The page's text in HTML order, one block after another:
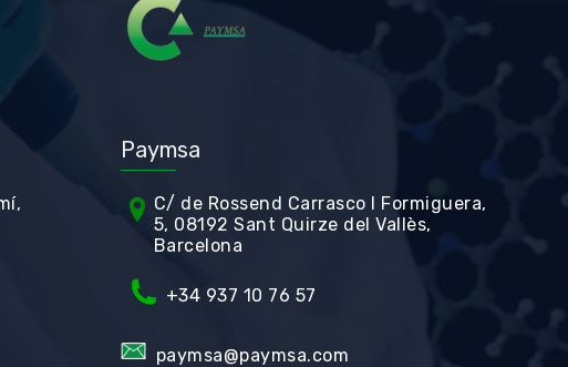
Paymsa
C/ de Rossend Carrasco I Formiguera,
5, 08192 Sant Quirze del Vallès,
Barcelona
+34 937 10 76 57
paymsa@paymsa.com